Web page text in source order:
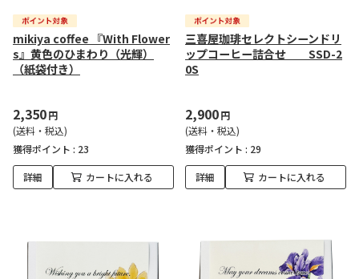
mikiya coffee 『With Flower
s』黄色のひまわり（光輝）
（紙袋付き）
2,350円
(送料・税込)
獲得ポイント : 23
詳細 カートに入れる
三喜屋珈琲セレクトシーンドリ
ップコーヒー詰合せ SSD-2
0S
2,900円
(送料・税込)
獲得ポイント : 29
詳細 カートに入れる